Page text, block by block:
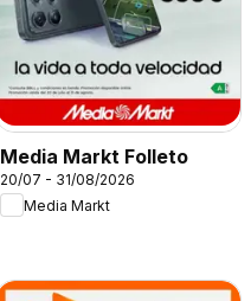
Media Markt Folleto
20/07 - 31/08/2026
Media Markt